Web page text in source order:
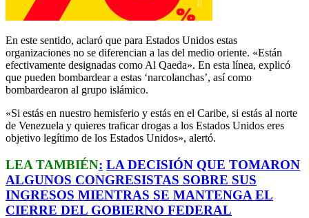
En este sentido, aclaró que para Estados Unidos estas
organizaciones no se diferencian a las del medio oriente. «Están
efectivamente designadas como Al Qaeda». En esta línea, explicó
que pueden bombardear a estas ‘narcolanchas’, así como
bombardearon al grupo islámico.
«Si estás en nuestro hemisferio y estás en el Caribe, si estás al norte
de Venezuela y quieres traficar drogas a los Estados Unidos eres
objetivo legítimo de los Estados Unidos», alertó.
LEA TAMBIÉN: LA DECISIÓN QUE TOMARON
ALGUNOS CONGRESISTAS SOBRE SUS
INGRESOS MIENTRAS SE MANTENGA EL
CIERRE DEL GOBIERNO FEDERAL